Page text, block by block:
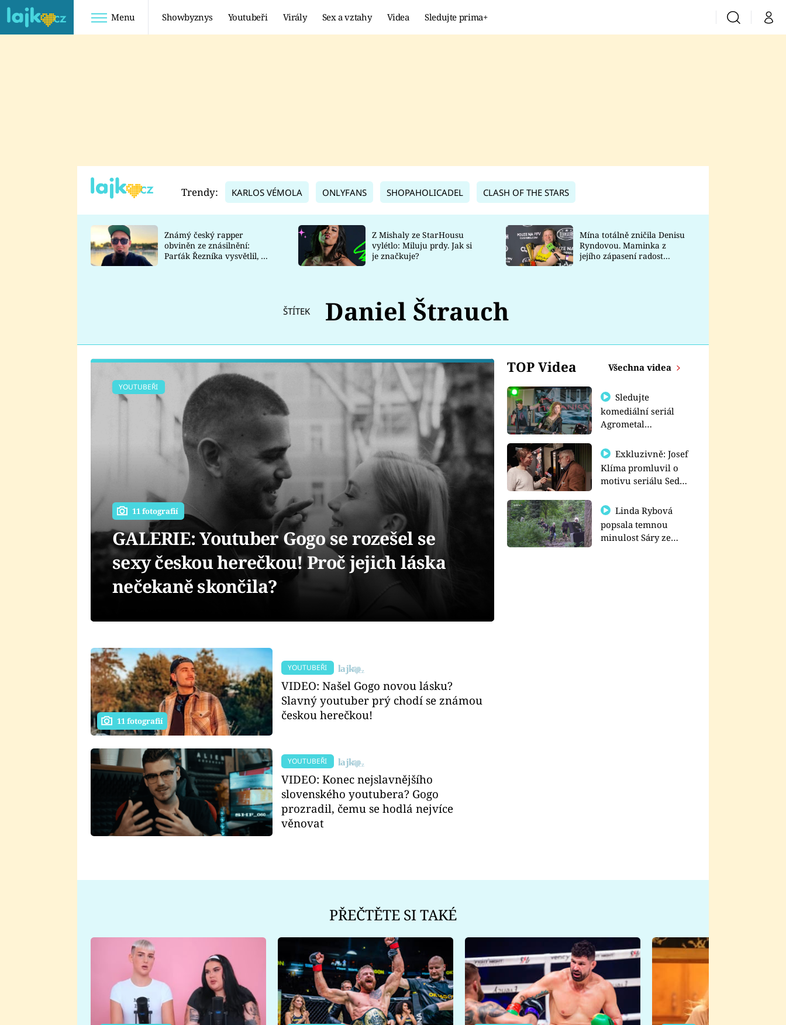
Menu Showbyznys Youtubeři Virály Sex a vztahy Videa Sledujte prima+ VyhledáváníMůj
TADEÁŠ KUBĚNKA
DATEL
Prima Lajk
Sledujte nás
Trendy: KARLOS VÉMOLA ONLYFANS SHOPAHOLICADEL CLASH OF THE STARS
Známý český rapper
obviněn ze znásilnění:
Parťák Řezníka vysvětlil, co
Z Mishaly ze StarHousu
vylétlo: Miluju prdy. Jak si
je značkuje?
Mína totálně zničila Denisu
Ryndovou. Maminka z
jejího zápasení radost
ŠTÍTEK Daniel Štrauch
TOP Videa Všechna videa
Sledujte
komediální seriál
Agrometal
prima+
Exkluzivně: Josef
Klíma promluvil o
motivu seriálu Sedm
Linda Rybová
popsala temnou
minulost Sáry ze
YOUTUBEŘI
11 fotografií
GALERIE: Youtuber Gogo se rozešel se
sexy českou herečkou! Proč jejich láska
nečekaně skončila?
11 fotografií
YOUTUBEŘI
VIDEO: Našel Gogo novou lásku?
Slavný youtuber prý chodí se známou
českou herečkou!
YOUTUBEŘI
VIDEO: Konec nejslavnějšího
slovenského youtubera? Gogo
prozradil, čemu se hodlá nejvíce
věnovat
PŘEČTĚTE SI TAKÉ